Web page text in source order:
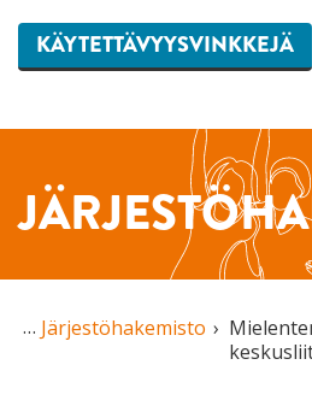
KÄYTETTÄVYYSVINKKEJÄ
Järjestöhakemisto